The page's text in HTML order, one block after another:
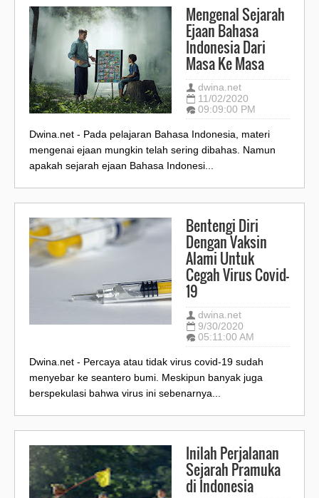
Mengenal Sejarah
Ejaan Bahasa
Indonesia Dari
Masa Ke Masa
dwina.net
11/02/2020
09:09:00 PM
Dwina.net - Pada pelajaran Bahasa Indonesia, materi
mengenai ejaan mungkin telah sering dibahas. Namun
apakah sejarah ejaan Bahasa Indonesi...
Bentengi Diri
Dengan Vaksin
Alami Untuk
Cegah Virus Covid-
19
dwina.net
9/30/2020
05:11:00 AM
Dwina.net - Percaya atau tidak virus covid-19 sudah
menyebar ke seantero bumi. Meskipun banyak juga
berspekulasi bahwa virus ini sebenarnya...
Inilah Perjalanan
Sejarah Pramuka
di Indonesia